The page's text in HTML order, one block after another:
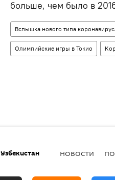
больше, чем было в
Вспышка нового типа
Олимпийские игры в Токио
Узбекистан НОВОСТИ